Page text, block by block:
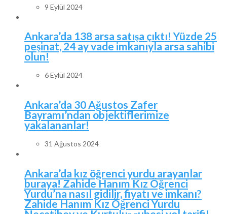
9 Eylül 2024
Ankara’da 138 arsa satışa çıktı! Yüzde 25
peşinat, 24 ay vade imkanıyla arsa sahibi
olun!
6 Eylül 2024
Ankara’da 30 Ağustos Zafer
Bayramı’ndan objektiflerimize
yakalananlar!
31 Ağustos 2024
Ankara’da kız öğrenci yurdu arayanlar
buraya! Zahide Hanım Kız Öğrenci
Yurdu’na nasıl gidilir, fiyatı ve imkanı?
Zahide Hanım Kız Öğrenci Yurdu